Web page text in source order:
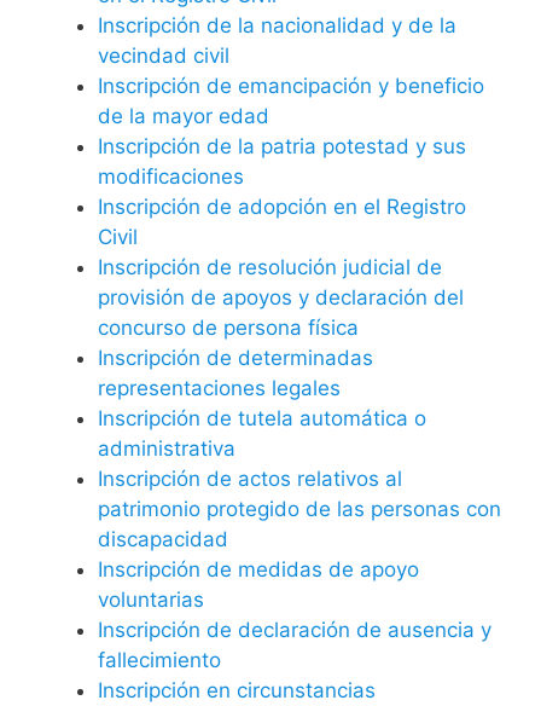
Inscripción de la nacionalidad y de la
vecindad civil
Inscripción de emancipación y beneficio
de la mayor edad
Inscripción de la patria potestad y sus
modificaciones
Inscripción de adopción en el Registro
Civil
Inscripción de resolución judicial de
provisión de apoyos y declaración del
concurso de persona física
Inscripción de determinadas
representaciones legales
Inscripción de tutela automática o
administrativa
Inscripción de actos relativos al
patrimonio protegido de las personas con
discapacidad
Inscripción de medidas de apoyo
voluntarias
Inscripción de declaración de ausencia y
fallecimiento
Inscripción en circunstancias